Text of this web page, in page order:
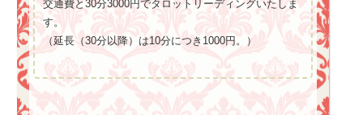
交通費と30分3000円でタロットリーディングいたしま
す。
（延長（30分以降）は10分につき1000円。）